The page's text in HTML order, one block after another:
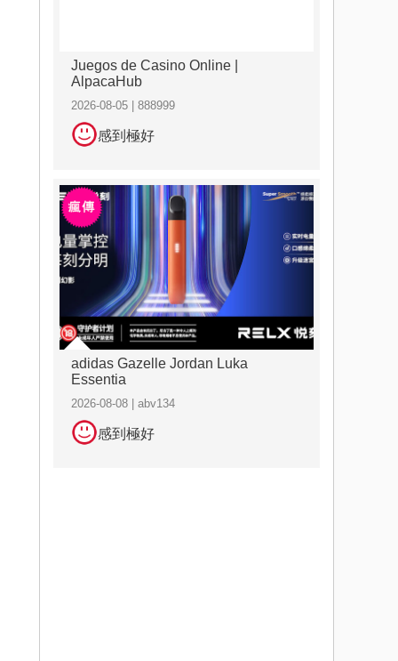
Juegos de Casino Online |
AlpacaHub
2026-08-05 | 888999
感到極好
adidas Gazelle Jordan Luka
Essentia
2026-08-08 | abv134
感到極好